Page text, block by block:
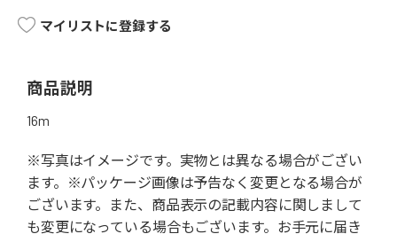
マイリストに登録する
商品説明
16m
※写真はイメージです。実物とは異なる場合がござい
ます。※パッケージ画像は予告なく変更となる場合が
ございます。また、商品表示の記載内容に関しまして
も変更になっている場合もございます。お手元に届き